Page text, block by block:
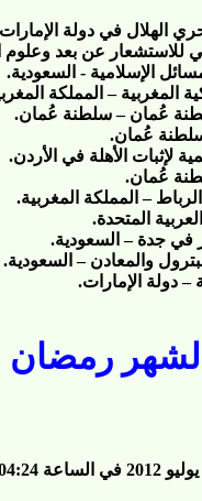
رمضان